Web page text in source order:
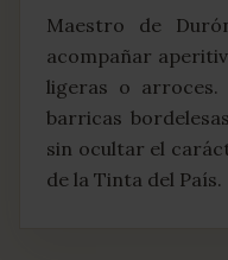
Maestro de
acompañar
ligeras o arroces.
barricas
sin ocultar el
de la Tinta del País.